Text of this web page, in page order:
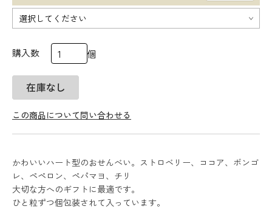
購入数 個
この商品について問い合わせる
かわいいハート型のおせんべい。ストロベリー、ココア、ボンゴ
レ、ペペロン、ペパマヨ、チリ
大切な方へのギフトに最適です。
ひと粒ずつ個包装されて入っています。